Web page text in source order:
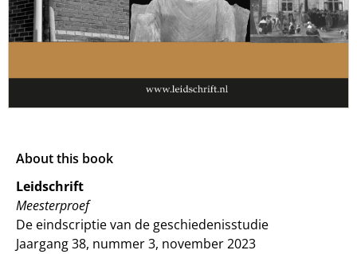
About this book
Leidschrift
Meesterproef
De eindscriptie van de geschiedenisstudie
Jaargang 38, nummer 3, november 2023